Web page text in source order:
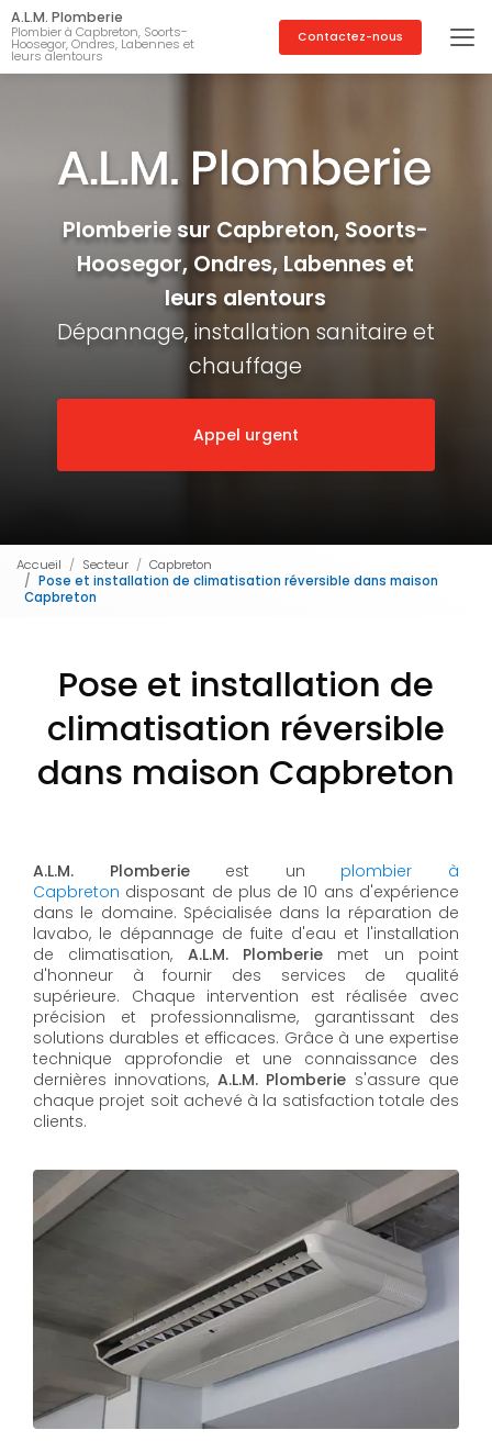
Aller
au
contenu
principal
A.L.M. Plomberie
Plombier à Capbreton, Soorts-
Hoosegor, Ondres, Labennes et
leurs alentours
Contactez-nous
Plomberie sur Capbreton, Soorts-
Hoosegor, Ondres, Labennes et
leurs alentours
Dépannage, installation sanitaire et
chauffage
Appel urgent
Accueil Secteur
Capbreton
Pose et installation de climatisation réversible dans maison
Capbreton
Pose et installation de
climatisation réversible
dans maison Capbreton
A.L.M. Plomberieest un plombier à
Capbreton disposant de plus de 10 ans d'expérience
dans le domaine. Spécialisée dans la réparation de
lavabo, le dépannage de fuite d'eau et l'installation
de climatisation, A.L.M. Plomberie met un point
d'honneur à fournir des services de qualité
supérieure. Chaque intervention est réalisée avec
précision et professionnalisme, garantissant des
solutions durables et efficaces. Grâce à une expertise
technique approfondie et une connaissance des
dernières innovations, A.L.M. Plomberie s'assure que
chaque projet soit achevé à la satisfaction totale des
clients.